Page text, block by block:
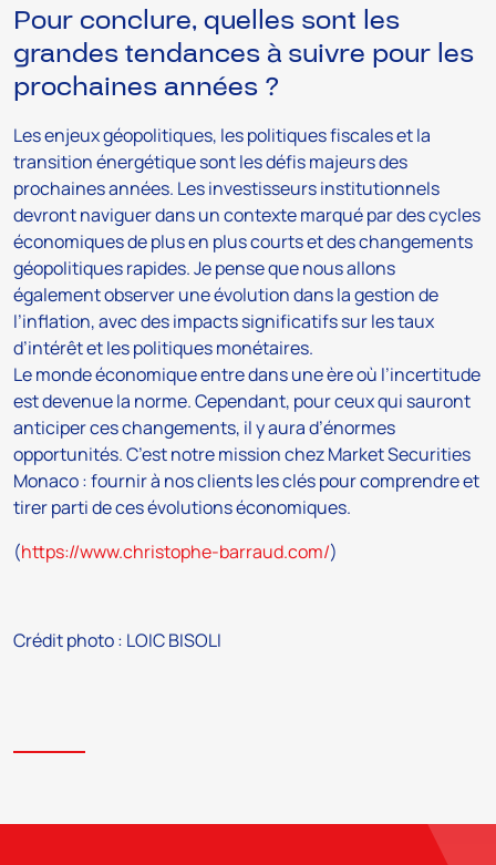
Pour conclure, quelles sont les
grandes tendances à suivre pour les
prochaines années ?
Les enjeux géopolitiques, les politiques fiscales et la
transition énergétique sont les défis majeurs des
prochaines années. Les investisseurs institutionnels
devront naviguer dans un contexte marqué par des cycles
économiques de plus en plus courts et des changements
géopolitiques rapides. Je pense que nous allons
également observer une évolution dans la gestion de
l’inflation, avec des impacts significatifs sur les taux
d’intérêt et les politiques monétaires.
Le monde économique entre dans une ère où l’incertitude
est devenue la norme. Cependant, pour ceux qui sauront
anticiper ces changements, il y aura d’énormes
opportunités. C’est notre mission chez Market Securities
Monaco : fournir à nos clients les clés pour comprendre et
tirer parti de ces évolutions économiques.
(https://www.christophe-barraud.com/)
Crédit photo : LOIC BISOLI